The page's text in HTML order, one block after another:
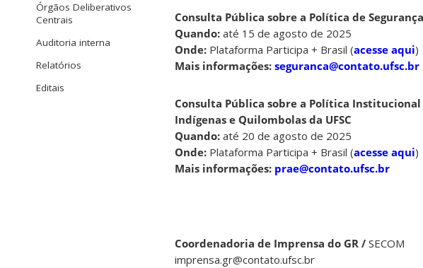
Órgãos Deliberativos
Centrais
Auditoria interna
Relatórios
Editais
Consulta Pública sobre a Política de
Quando: até 15 de agosto de 2025
Onde: Plataforma Participa + Brasil (acesse aqui)
Mais informações: seguranca@contato.ufsc.br
Consulta Pública sobre a Política
Indígenas e Quilombolas da UFSC
Quando: até 20 de agosto de 2025
Onde: Plataforma Participa + Brasil (acesse aqui)
Mais informações: prae@contato.ufsc.br
Coordenadoria de Imprensa do GR / SECOM
imprensa.gr@contato.ufsc.br